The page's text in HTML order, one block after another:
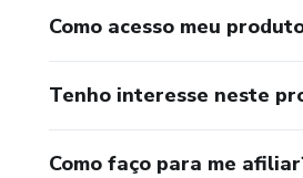
Como acesso meu
Tenho interesse neste
Como faço para me